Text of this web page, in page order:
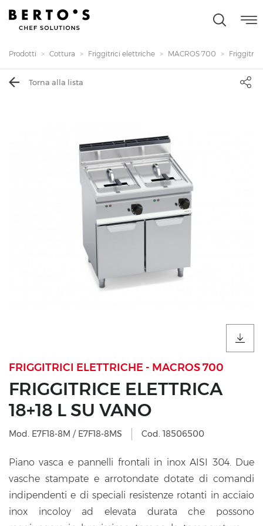
Prodotti Cottura Friggitrici elettriche MACROS 700 Friggitrice
Torna alla lista
FRIGGITRICI ELETTRICHE - MACROS 700
FRIGGITRICE ELETTRICA
18+18 L SU VANO
Mod. E7F18-8M / E7F18-8MS Cod. 18506500
Piano vasca e pannelli frontali in inox AISI 304. Due
vasche stampate e arrotondate dotate di comandi
indipendenti e di speciali resistenze rotanti in acciaio
inox incoloy ad elevata durata che possono